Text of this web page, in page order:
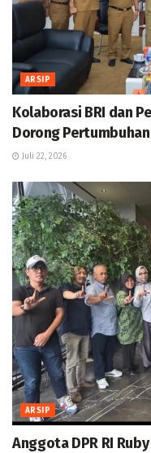
ARSIP
Kolaborasi BRI dan
Dorong
Juli 22, 2026
ARSIP
Anggota DPR RI